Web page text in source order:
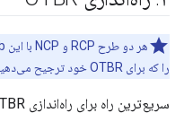
را که برای OTBR خود ترجیح می‌دهید انتخاب کنید.
سریع‌ترین راه برای راه‌اندازی OTBR، دنبال کردن